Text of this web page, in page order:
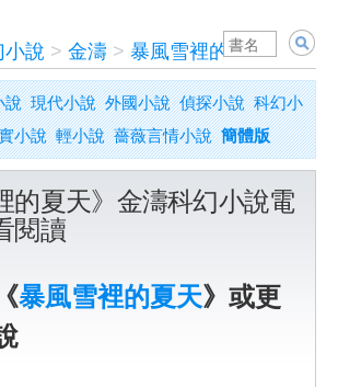
小說 > 金濤 > 暴風雪裡的夏天
說 現代小說 外國小說 偵探小說 科幻小
小說 輕小說 薔薇言情小說 簡體版
的夏天》金濤科幻小說電
閱讀
暴風雪裡的夏天》或更